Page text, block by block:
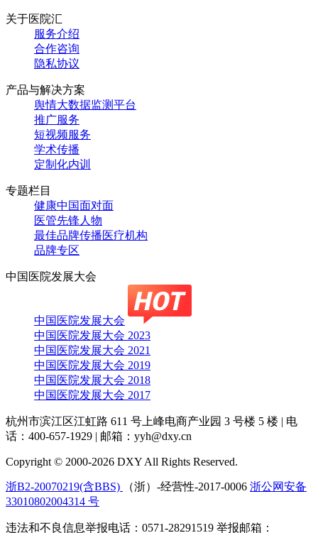
关于医院汇
服务介绍
合作咨询
隐私协议
产品与解决方案
舆情大数据监测平台
推广服务
短视频服务
学术传播
定制化内训
专题栏目
健康中国面对面
医管先锋人物
最佳品牌传播医疗机构
品牌专区
中国医院发展大会
中国医院发展大会
中国医院发展大会 2023
中国医院发展大会 2021
中国医院发展大会 2019
中国医院发展大会 2018
中国医院发展大会 2017
杭州市滨江区江虹路 611 号上峰电商产业园 3 号楼 5 楼 | 电
话：400-657-1929 | 邮箱：yyh@dxy.cn
Copyright © 2000-2026 DXY All Rights Reserved.
浙B2-20070219(含BBS) （浙）-经营性-2017-0006 浙公网安备
33010802004314 号
违法和不良信息举报电话：0571-28291519 举报邮箱：